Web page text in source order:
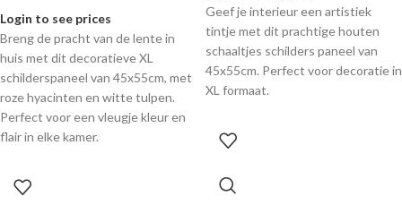
Login to see prices
Breng de pracht van de lente in
huis met dit decoratieve XL
schilderspaneel van 45x55cm, met
roze hyacinten en witte tulpen.
Perfect voor een vleugje kleur en
flair in elke kamer.
Geef je interieur een artistiek
tintje met dit prachtige houten
schaaltjes schilders paneel van
45x55cm. Perfect voor decoratie in
XL formaat.